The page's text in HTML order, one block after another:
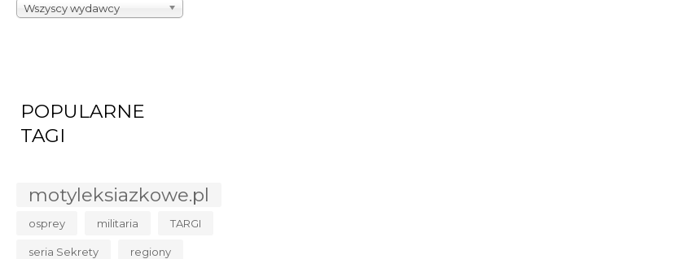
Wszyscy wydawcy
POPULARNE
TAGI
motyleksiazkowe.pl
osprey militaria TARGI
seria Sekrety regiony